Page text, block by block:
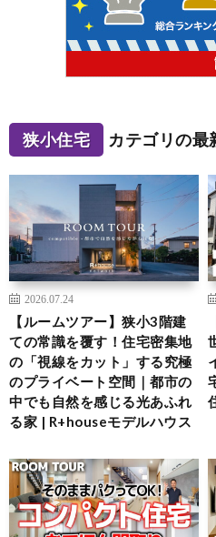
狭小住宅 カテゴリの最
2026.07.24
【ルームツアー】狭小3階建
ての常識を覆す！住宅密集地
の「視線をカット」する究極
のプライベート空間｜都市の
中でも自然を感じる光あふれ
る家 | R+houseモデルハウス